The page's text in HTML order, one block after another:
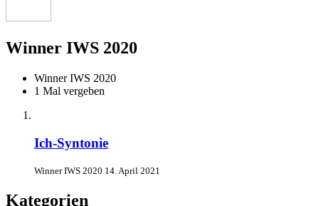
Winner IWS 2020
Winner IWS 2020
1 Mal vergeben
Ich-Syntonie
Winner IWS 2020 14. April 2021
Kategorien